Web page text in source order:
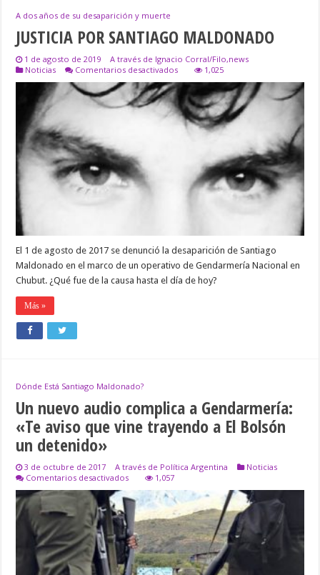
A dos años de su desaparición y muerte
JUSTICIA POR SANTIAGO MALDONADO
1 de agosto de 2019
A través de Ignacio Corral/Filo,news
Noticias
Comentarios desactivadosen
SANTIAGO
MALDONADO
1,025
El 1 de agosto de 2017 se denunció la desaparición de Santiago
Maldonado en el marco de un operativo de Gendarmería Nacional en
Chubut. ¿Qué fue de la causa hasta el día de hoy?
Más »
Dónde Está Santiago Maldonado?
Un nuevo audio complica a Gendarmería:
«Te aviso que vine trayendo a El Bolsón
un detenido»
3 de octubre de 2017 A través de Política Argentina
Noticias
Comentarios desactivadosen
nuevo
audio
complica
a
Gendarmería:
«Te
aviso
1,057